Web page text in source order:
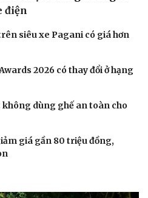
điện
siêu xe Pagani có giá hơn
2026 có thay đổi ở hạng
không dùng ghế an toàn cho
giá gần 80 triệu đồng,